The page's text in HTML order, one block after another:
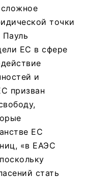
точки
Пауль
ЕС в сфере
и
призван
ЕС
«в ЕАЭС
стать